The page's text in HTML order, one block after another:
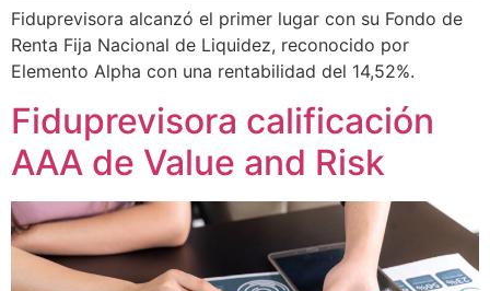
Fiduprevisora alcanzó el primer lugar con su Fondo de
Renta Fija Nacional de Liquidez, reconocido por
Elemento Alpha con una rentabilidad del 14,52%.
Fiduprevisora calificación
AAA de Value and Risk